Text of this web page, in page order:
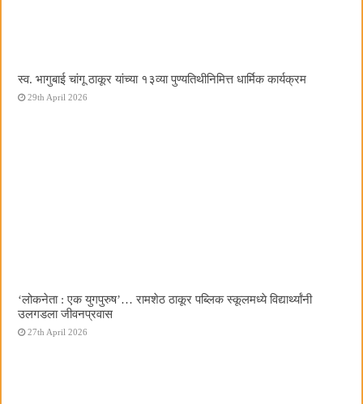
स्व. भागुबाई चांगू ठाकूर यांच्या १३व्या पुण्यतिथीनिमित्त धार्मिक कार्यक्रम
29th April 2026
‌‘लोकनेता : एक युगपुरुष‌’… रामशेठ ठाकूर पब्लिक स्कूलमध्ये विद्यार्थ्यांनी
उलगडला जीवनप्रवास
27th April 2026